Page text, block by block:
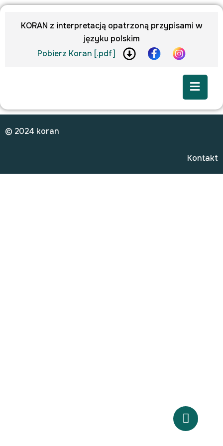
KORAN z interpretacją opatrzoną przypisami w
języku polskim
Pobierz Koran [.pdf]
© 2024 koran
Kontakt